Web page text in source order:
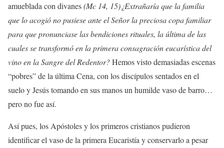
amueblada con divanes(Mc 14, 15)¿Extrañaría que la familia
que lo acogió no pusiese ante el Señor la preciosa copa familiar
para que pronunciase las bendiciones rituales, la última de las
cuales se transformó en la primera consagración eucarística del
vino en la Sangre del Redentor?Hemos visto demasiadas escenas
“pobres” de la última Cena, con los discípulos sentados en el
suelo y Jesús tomando en sus manos un humilde vaso de barro…
pero no fue así.
Así pues, los Apóstoles y los primeros cristianos pudieron
identificar el vaso de la primera Eucaristía y conservarlo a pesar